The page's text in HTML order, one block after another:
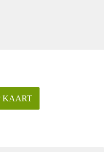
KAART